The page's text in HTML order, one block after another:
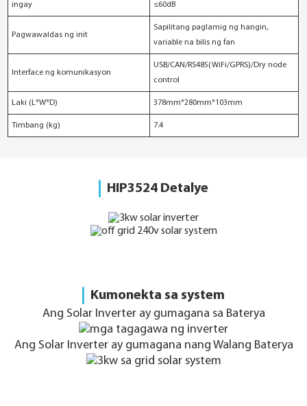
ingay ≤60dB
Pagwawaldas ng init
Sapilitang paglamig ng hangin,
variable na bilis ng fan
Interface ng komunikasyon
USB/CAN/RS485(WiFi/GPRS)/Dry node
control
Laki (L*W*D) 378mm*280mm*103mm
Timbang (kg) 7.4
HIP3524 Detalye
Kumonekta sa system
Ang Solar Inverter ay gumagana sa Baterya
Ang Solar Inverter ay gumagana nang Walang Baterya